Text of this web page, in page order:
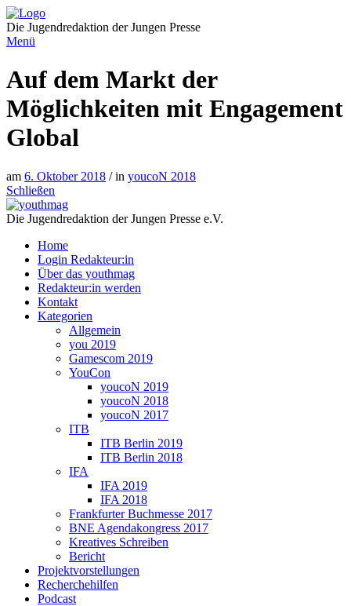
Direkt
zum
Inhalt
Die Jugendredaktion der Jungen Presse
Menü
Auf dem Markt der
Möglichkeiten mit Engagement
Global
am 6. Oktober 2018 / in youcoN 2018
Schließen
Die Jugendredaktion der Jungen Presse e.V.
Home
Login Redakteur:in
Über das youthmag
Redakteur:in werden
Kontakt
Kategorien
Allgemein
you 2019
Gamescom 2019
YouCon
youcoN 2019
youcoN 2018
youcoN 2017
ITB
ITB Berlin 2019
ITB Berlin 2018
IFA
IFA 2019
IFA 2018
Frankfurter Buchmesse 2017
BNE Agendakongress 2017
Kreatives Schreiben
Bericht
Projektvorstellungen
Recherchehilfen
Podcast